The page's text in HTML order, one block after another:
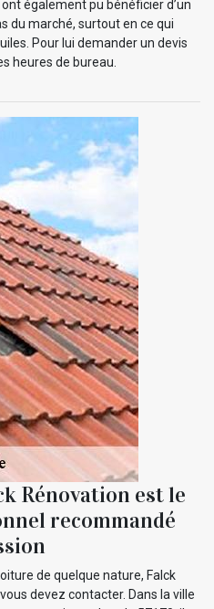
également pu bénéficier d’un
du marché, surtout en ce qui
Pour lui demander un devis
heures de bureau.
Rénovation est le
recommandé
de quelque nature, Falck
devez contacter. Dans la ville